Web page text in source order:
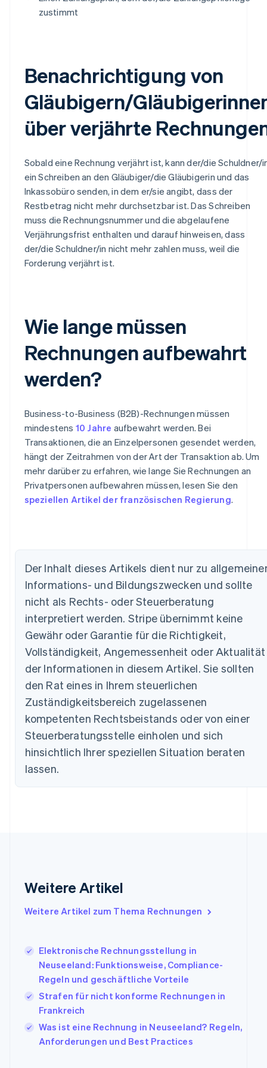
zustimmt
Benachrichtigung von
Gläubigern/
über verjährte
Sobald eine Rechnung verjährt ist, kann der/die Schuldner/
ein Schreiben an den Gläubiger/die Gläubigerin und das
Inkassobüro senden, in dem er/sie angibt, dass der
Restbetrag nicht mehr durchsetzbar ist. Das Schreiben
muss die Rechnungsnummer und die abgelaufene
Verjährungsfrist enthalten und darauf hinweisen, dass
der/die Schuldner/in nicht mehr zahlen muss, weil die
Forderung verjährt ist.
Wie lange müssen
Rechnungen aufbewahrt
werden?
Business-to-Business (B2B)-Rechnungen müssen
mindestens 10 Jahre aufbewahrt werden. Bei
Transaktionen, die an Einzelpersonen gesendet werden,
hängt der Zeitrahmen von der Art der Transaktion ab. Um
mehr darüber zu erfahren, wie lange Sie Rechnungen an
Privatpersonen aufbewahren müssen, lesen Sie den
speziellen Artikel der französischen Regierung.
Der Inhalt dieses Artikels dient nur zu
Informations- und Bildungszwecken und sollte
nicht als Rechts- oder Steuerberatung
interpretiert werden. Stripe übernimmt keine
Gewähr oder Garantie für die Richtigkeit,
Vollständigkeit, Angemessenheit oder Aktualität
der Informationen in diesem Artikel. Sie sollten
den Rat eines in Ihrem steuerlichen
Zuständigkeitsbereich zugelassenen
kompetenten Rechtsbeistands oder von einer
Steuerberatungsstelle einholen und sich
hinsichtlich Ihrer speziellen Situation beraten
lassen.
Weitere Artikel
Weitere Artikel zum Thema Rechnungen
Elektronische Rechnungsstellung in
Neuseeland: Funktionsweise, Compliance-
Regeln und geschäftliche Vorteile
Strafen für nicht konforme Rechnungen in
Frankreich
Was ist eine Rechnung in Neuseeland? Regeln,
Anforderungen und Best Practices
Australien
English
Belgien
NederlandsFrançaisDeutschEnglish
Brasilien
Bulgarien
English
Dänemark
English
Deutschland
DeutschEnglish
Estland
English
Festlandchina
Finnland
EnglishSvenska
English
English
Japan
日本語 English
Kanada
EnglishFrançais
Kroatien
EnglishItaliano
English
Liechtenstein